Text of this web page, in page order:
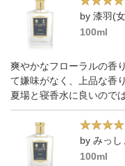
by 漆羽(
100ml
爽やかなフローラルの香
て嫌味がなく、上品な香
夏場と寝香水に良いので
by みっ
100ml